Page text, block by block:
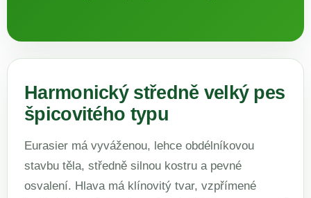
Harmonický středně velký pes
špicovitého typu
Eurasier má vyváženou, lehce obdélníkovou
stavbu těla, středně silnou kostru a pevné
osvalení. Hlava má klínovitý tvar, vzpřímené